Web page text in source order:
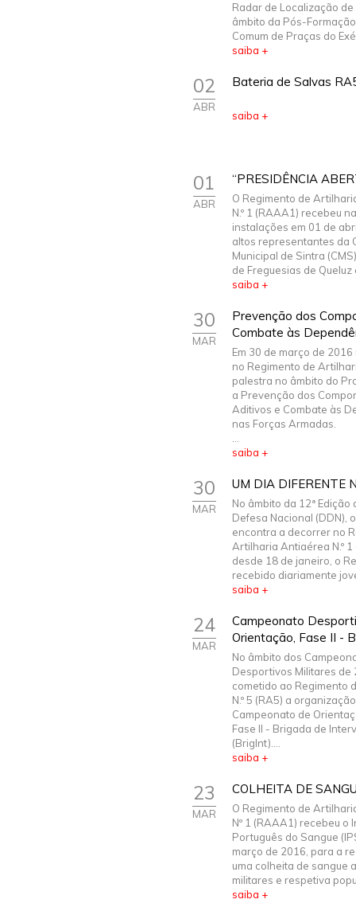
Radar de Localização
âmbito da Pós-
Comum de Praças do
saiba +
02
ABR
Bateria de Salvas
saiba +
01
ABR
“PRESIDÊNCIA
O Regimento de
N.º 1 (RAAA1) recebeu
instalações em 01 de
altos representantes da
Municipal de Sintra
de Freguesias de Queluz
saiba +
30
MAR
Prevenção dos
Combate às
Em 30 de março de
no Regimento de
palestra no âmbito do
a Prevenção dos
Aditivos e Combate às
nas Forças Armadas.
saiba +
30
MAR
UM DIA DIFERENTE
No âmbito da 12ª Edição
Defesa Nacional (DDN),
encontra a decorrer no
Artilharia Antiaérea N.º
desde 18 de janeiro, o
recebido diariamente
saiba +
24
MAR
Campeonato
Orientação, Fase II -
No âmbito dos
Desportivos Militares de
cometido ao Regimento
N.º 5 (RA5) a
Campeonato de
Fase II - Brigada de
(BrigInt)....
saiba +
23
MAR
COLHEITA DE
O Regimento de
Nº 1 (RAAA1) recebeu o
Português do Sangue
março de 2016, para a
uma colheita de sangue
militares e respetiva
saiba +